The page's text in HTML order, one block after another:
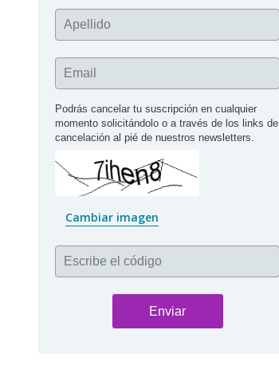
Apellido
Email
Podrás cancelar tu suscripción en cualquier
momento solicitándolo o a través de los links de
cancelación al pié de nuestros newsletters.
Cambiar imagen
Escribe el código